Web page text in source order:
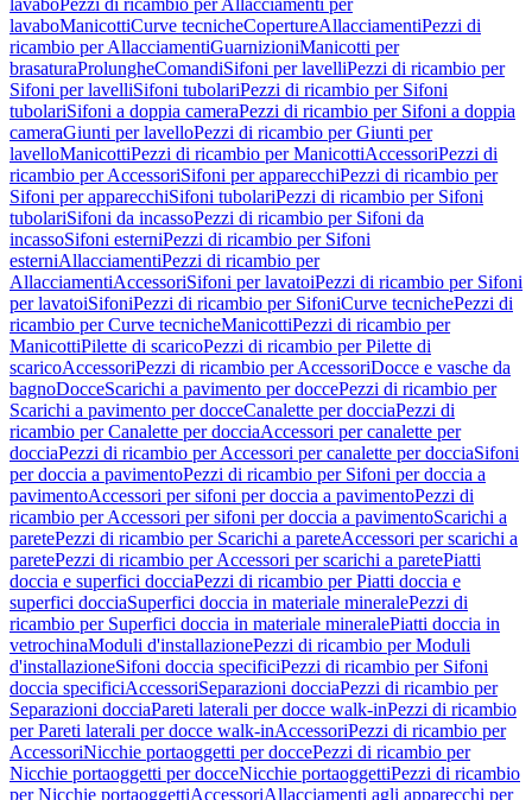
lavaboPezzi di ricambio per Allacciamenti per
lavaboManicottiCurve tecnicheCopertureAllacciamentiPezzi di
ricambio per AllacciamentiGuarnizioniManicotti per
brasaturaProlungheComandiSifoni per lavelliPezzi di ricambio per
Sifoni per lavelliSifoni tubolariPezzi di ricambio per Sifoni
tubolariSifoni a doppia cameraPezzi di ricambio per Sifoni a doppia
cameraGiunti per lavelloPezzi di ricambio per Giunti per
lavelloManicottiPezzi di ricambio per ManicottiAccessoriPezzi di
ricambio per AccessoriSifoni per apparecchiPezzi di ricambio per
Sifoni per apparecchiSifoni tubolariPezzi di ricambio per Sifoni
tubolariSifoni da incassoPezzi di ricambio per Sifoni da
incassoSifoni esterniPezzi di ricambio per Sifoni
esterniAllacciamentiPezzi di ricambio per
AllacciamentiAccessoriSifoni per lavatoiPezzi di ricambio per Sifoni
per lavatoiSifoniPezzi di ricambio per SifoniCurve tecnichePezzi di
ricambio per Curve tecnicheManicottiPezzi di ricambio per
ManicottiPilette di scaricoPezzi di ricambio per Pilette di
scaricoAccessoriPezzi di ricambio per AccessoriDocce e vasche da
bagnoDocceScarichi a pavimento per doccePezzi di ricambio per
Scarichi a pavimento per docceCanalette per docciaPezzi di
ricambio per Canalette per docciaAccessori per canalette per
docciaPezzi di ricambio per Accessori per canalette per docciaSifoni
per doccia a pavimentoPezzi di ricambio per Sifoni per doccia a
pavimentoAccessori per sifoni per doccia a pavimentoPezzi di
ricambio per Accessori per sifoni per doccia a pavimentoScarichi a
paretePezzi di ricambio per Scarichi a pareteAccessori per scarichi a
paretePezzi di ricambio per Accessori per scarichi a paretePiatti
doccia e superfici docciaPezzi di ricambio per Piatti doccia e
superfici docciaSuperfici doccia in materiale mineralePezzi di
ricambio per Superfici doccia in materiale mineralePiatti doccia in
vetrochinaModuli d'installazionePezzi di ricambio per Moduli
d'installazioneSifoni doccia specificiPezzi di ricambio per Sifoni
doccia specificiAccessoriSeparazioni docciaPezzi di ricambio per
Separazioni docciaPareti laterali per docce walk-inPezzi di ricambio
per Pareti laterali per docce walk-inAccessoriPezzi di ricambio per
AccessoriNicchie portaoggetti per doccePezzi di ricambio per
Nicchie portaoggetti per docceNicchie portaoggettiPezzi di ricambio
per Nicchie portaoggettiAccessoriAllacciamenti agli apparecchi per